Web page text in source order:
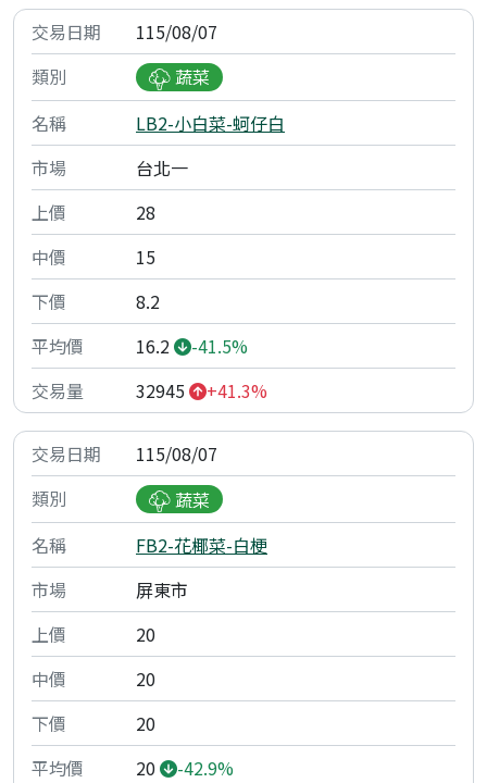
115/08/07
蔬菜
LB2-小白菜-蚵仔白
台北一
28
15
8.2
16.2
-41.5%
32945
+41.3%
115/08/07
蔬菜
FB2-花椰菜-白梗
屏東市
20
20
20
20
-42.9%